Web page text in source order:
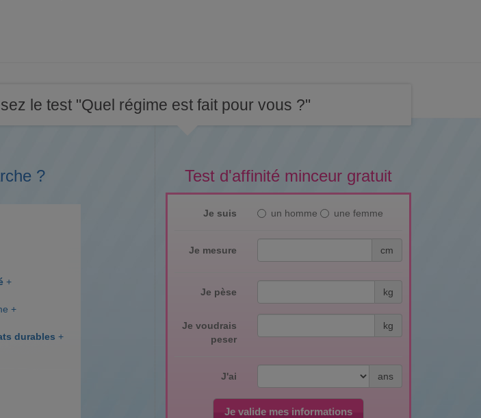
le test "Quel régime est fait pour vous ?"
Test d'affinité minceur gratuit
Je suis un homme une femme
Je mesure cm
Je pèse kg
Je voudrais
peser
kg
J'ai ans
Je valide mes informations
?
+
+
durables +